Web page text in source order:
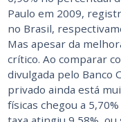
Paulo em 2009,
no Brasil,
Mas apesar da
crítico. Ao comparar
divulgada pelo Banco
privado ainda está
físicas chegou a